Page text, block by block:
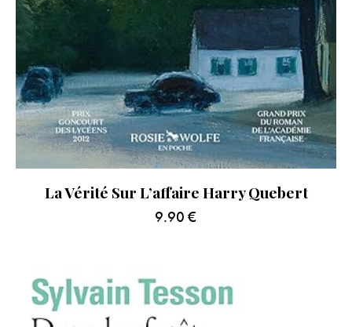
La Vérité Sur L’affaire Harry Quebert
9.90 €